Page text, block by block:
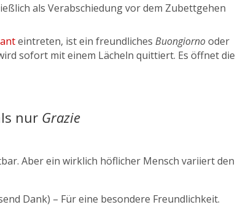
als Verabschiedung vor dem Zubettgehen
eintreten, ist ein freundlichesBuongiornooder
sofort mit einem Lächeln quittiert. Es öffnet die
nur Grazie
Aber ein wirklich höflicher Mensch variiert den
Dank) – Für eine besondere Freundlichkeit.